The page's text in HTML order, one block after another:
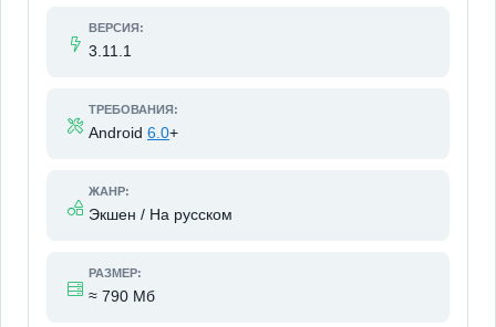
ВЕРСИЯ:
3.11.1
ТРЕБОВАНИЯ:
Android 6.0+
ЖАНР:
Экшен / На русском
РАЗМЕР:
≈ 790 Мб